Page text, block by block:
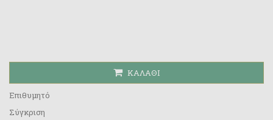
ΚΑΛΆΘΙ
Επιθυμητό
Σύγκριση